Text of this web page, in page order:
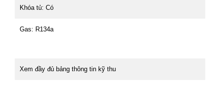
Khóa tủ: Có
Gas: R134a
Xem đầy đủ bảng thông tin kỹ thu